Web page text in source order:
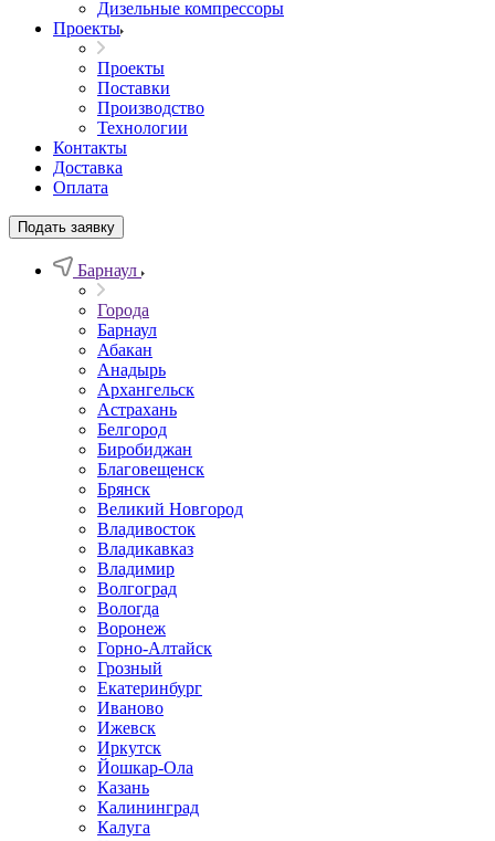
Дизельные компрессоры
Проекты
Проекты
Поставки
Производство
Технологии
Контакты
Доставка
Оплата
Подать заявку
Барнаул
Города
Барнаул
Абакан
Анадырь
Архангельск
Астрахань
Белгород
Биробиджан
Благовещенск
Брянск
Великий Новгород
Владивосток
Владикавказ
Владимир
Волгоград
Вологда
Воронеж
Горно-Алтайск
Грозный
Екатеринбург
Иваново
Ижевск
Иркутск
Йошкар-Ола
Казань
Калининград
Калуга